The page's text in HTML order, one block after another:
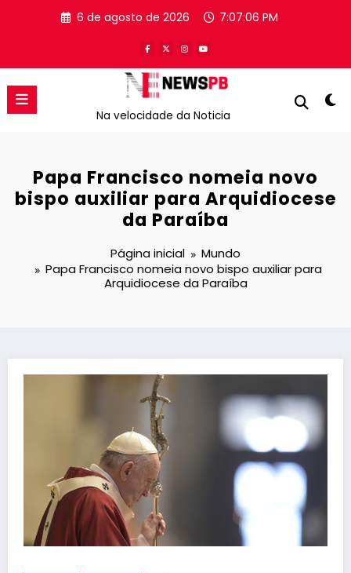
6 de agosto de 2026 7:07:07 PM
Na velocidade da Noticia
Papa Francisco nomeia novo
bispo auxiliar para Arquidiocese
da Paraíba
Página inicial
Mundo
Papa Francisco nomeia novo bispo auxiliar para
Arquidiocese da Paraíba